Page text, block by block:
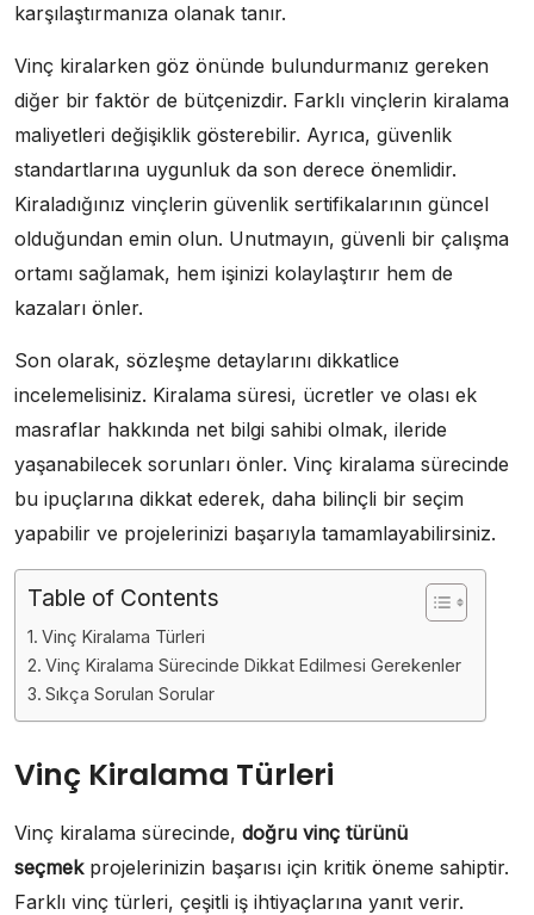
karşılaştırmanıza olanak tanır.
Vinç kiralarken göz önünde bulundurmanız gereken
diğer bir faktör de bütçenizdir. Farklı vinçlerin kiralama
maliyetleri değişiklik gösterebilir. Ayrıca, güvenlik
standartlarına uygunluk da son derece önemlidir.
Kiraladığınız vinçlerin güvenlik sertifikalarının güncel
olduğundan emin olun. Unutmayın, güvenli bir çalışma
ortamı sağlamak, hem işinizi kolaylaştırır hem de
kazaları önler.
Son olarak, sözleşme detaylarını dikkatlice
incelemelisiniz. Kiralama süresi, ücretler ve olası ek
masraflar hakkında net bilgi sahibi olmak, ileride
yaşanabilecek sorunları önler. Vinç kiralama sürecinde
bu ipuçlarına dikkat ederek, daha bilinçli bir seçim
yapabilir ve projelerinizi başarıyla tamamlayabilirsiniz.
Table of Contents
Vinç Kiralama Türleri
Vinç Kiralama Sürecinde Dikkat Edilmesi Gerekenler
Sıkça Sorulan Sorular
Vinç Kiralama Türleri
Vinç kiralama sürecinde, doğru vinç türünü
seçmekprojelerinizin başarısı için kritik öneme sahiptir.
Farklı vinç türleri, çeşitli iş ihtiyaçlarına yanıt verir.